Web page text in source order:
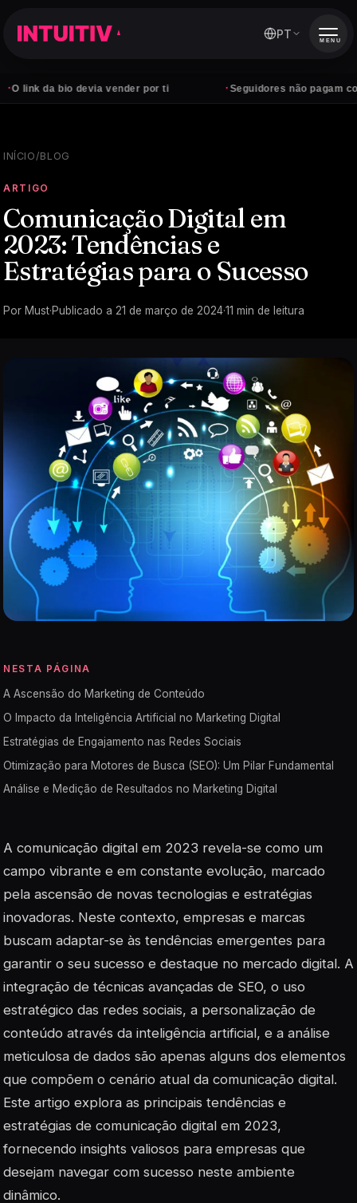
bio devia vender por ti Seguidores não pagam contas —
PT MENU
INÍCIO/BLOG
ARTIGO
Comunicação Digital em
2023: Tendências e
Estratégias para o Sucesso
Por Must·Publicado a 21 de março de 2024·11 min de leitura
NESTA PÁGINA
A Ascensão do Marketing de Conteúdo
O Impacto da Inteligência Artificial no Marketing Digital
Estratégias de Engajamento nas Redes Sociais
Otimização para Motores de Busca (SEO): Um Pilar Fundamental
Análise e Medição de Resultados no Marketing Digital
A comunicação digital em 2023 revela-se como um
campo vibrante e em constante evolução, marcado
pela ascensão de novas tecnologias e estratégias
inovadoras. Neste contexto, empresas e marcas
buscam adaptar-se às tendências emergentes para
garantir o seu sucesso e destaque no mercado digital. A
integração de técnicas avançadas de SEO, o uso
estratégico das redes sociais, a personalização de
conteúdo através da inteligência artificial, e a análise
meticulosa de dados são apenas alguns dos elementos
que compõem o cenário atual da comunicação digital.
Este artigo explora as principais tendências e
estratégias de comunicação digital em 2023,
fornecendo insights valiosos para empresas que
desejam navegar com sucesso neste ambiente
dinâmico.